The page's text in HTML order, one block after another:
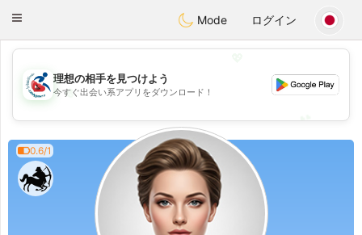
Handi Space
Toggle
Mode ログイン
💖
💕
理想の相手を見つけよう
今すぐ出会い系アプリをダウンロード！
0.6/1